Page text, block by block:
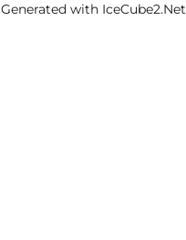
Generated with IceCube2.Net